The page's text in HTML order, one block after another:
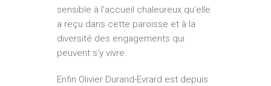
sensible à l’accueil chaleureux qu’elle
a reçu dans cette paroisse et à la
diversité des engagements qui
peuvent s’y vivre.
Enfin Olivier Durand-Evrard est depuis